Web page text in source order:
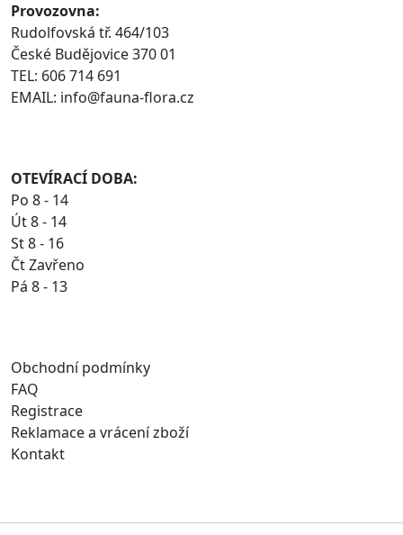
Provozovna:
Rudolfovská tř. 464/103
České Budějovice 370 01
TEL: 606 714 691
EMAIL: info@fauna-flora.cz
OTEVÍRACÍ DOBA:
Po 8 - 14
Út 8 - 14
St 8 - 16
Čt Zavřeno
Pá 8 - 13
Obchodní podmínky
FAQ
Registrace
Reklamace a vrácení zboží
Kontakt